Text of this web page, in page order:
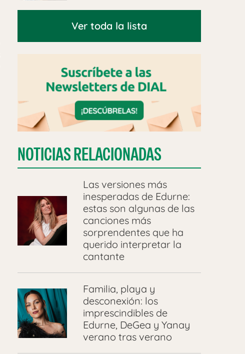
Ver toda la lista
NOTICIAS RELACIONADAS
Las versiones más
inesperadas de Edurne:
estas son algunas de las
canciones más
sorprendentes que ha
querido interpretar la
cantante
Familia, playa y
desconexión: los
imprescindibles de
Edurne, DeGea y Yanay
verano tras verano